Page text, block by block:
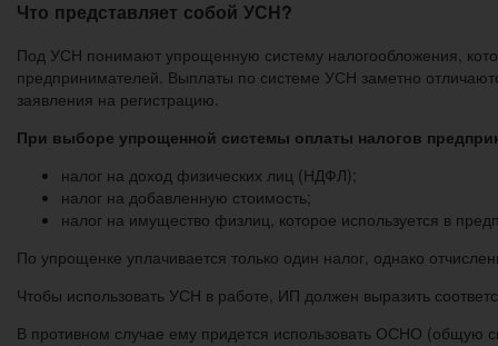
Что представляет собой УСН?
Под УСН понимают упрощенную систему налогообложения,
предпринимателей. Выплаты по системе УСН заметно
заявления на регистрацию.
При выборе упрощенной системы оплаты налогов
налог на доход физических лиц (НДФЛ);
налог на добавленную стоимость;
налог на имущество физлиц, которое используется в
По упрощенке уплачивается только один налог, однако
Чтобы использовать УСН в работе, ИП должен выразить
В противном случае ему придется использовать ОСНО (общую